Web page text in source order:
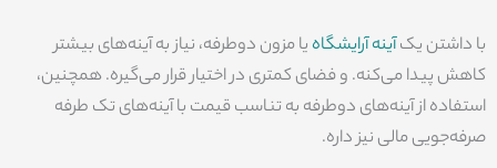
با داشتن یکآینه آرایشگاهیا مزون دوطرفه، نیاز به آینه‌های بیشتر
کاهش پیدا می‌کنه. و فضای کمتری در اختیار قرار می‌گیره. همچنین،
استفاده از آینه‌های دوطرفه به تناسب قیمت با آینه‌های تک طرفه
صرفه‌جویی مالی نیز داره.